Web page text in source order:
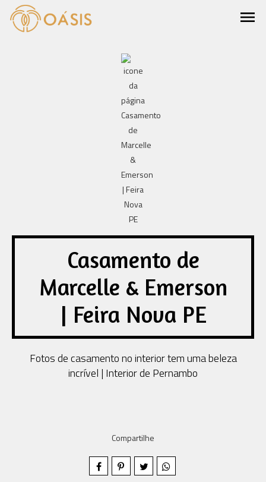
menu
Casamento de
Marcelle & Emerson
| Feira Nova PE
Fotos de casamento no interior tem uma beleza
incrível | Interior de Pernambo
Compartilhe